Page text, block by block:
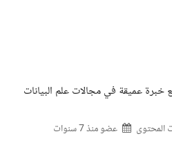
عميقة في مجالات علم البيانات
عضو منذ7 سنوات